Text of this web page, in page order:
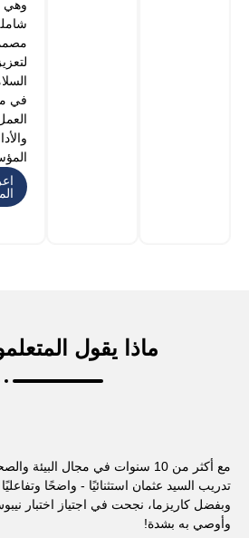
وهي
لتعزيز
في
ماذا يقول
مع أكثر من 10 سنوات في مجال
تدريب السيد عثمان استثنائيًا - واضحًا
وأوصي به بشدة!